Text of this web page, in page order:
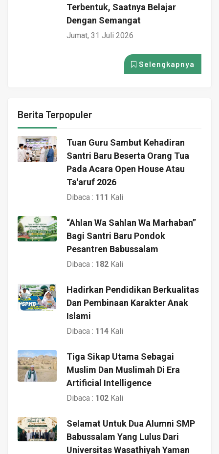
Terbentuk, Saatnya Belajar
Dengan Semangat
Jumat, 31 Juli 2026
Selengkapnya
Berita Terpopuler
Tuan Guru Sambut Kehadiran
Santri Baru Beserta Orang Tua
Pada Acara Open House Atau
Ta'aruf 2026
Dibaca : 111 Kali
“Ahlan Wa Sahlan Wa Marhaban”
Bagi Santri Baru Pondok
Pesantren Babussalam
Dibaca : 182 Kali
Hadirkan Pendidikan Berkualitas
Dan Pembinaan Karakter Anak
Islami
Dibaca : 114 Kali
Tiga Sikap Utama Sebagai
Muslim Dan Muslimah Di Era
Artificial Intelligence
Dibaca : 102 Kali
Selamat Untuk Dua Alumni SMP
Babussalam Yang Lulus Dari
Universitas Wasathiyah Yaman